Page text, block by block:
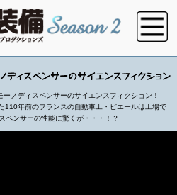
ノディスペンサーのサイエンスフィクション！
110年前のフランスの自動車工・ピエールは工場で
ペンサーの性能に驚くが・・・！？